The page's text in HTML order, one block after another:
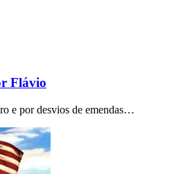
Flávio
e por desvios de emendas…